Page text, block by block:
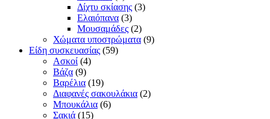
Δίχτυ σκίασης (3)
Ελαιόπανα (3)
Μουσαμάδες (2)
Χώματα υποστρώματα (9)
Είδη συσκευασίας (59)
Ασκοί (4)
Βάζα (9)
Βαρέλια (19)
Διαφανές σακουλάκια (2)
Μπουκάλια (6)
Σακιά (15)